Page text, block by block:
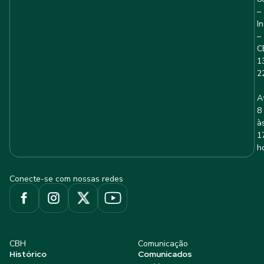
–
–
8
Conecte-se com nossas redes
CBH
Histórico
Comunicação
Comunicados